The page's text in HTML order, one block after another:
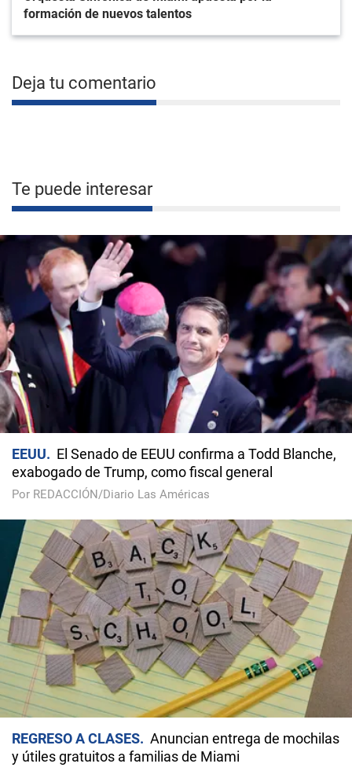
formación de nuevos talentos
Deja tu comentario
Te puede interesar
EEUU
El Senado de EEUU confirma a Todd Blanche,
exabogado de Trump, como fiscal general
Por REDACCIÓN/Diario Las Américas
REGRESO A CLASES
Anuncian entrega de mochilas
y útiles gratuitos a familias de Miami